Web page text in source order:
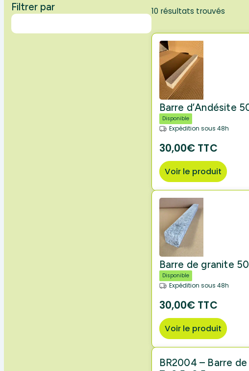
Filtrer par 10 résultats trouvés
Barre d’Andésite
Disponible
Expédition sous 48h
30,00€ TTC
Voir le produit
Barre de granite
Disponible
Expédition sous 48h
30,00€ TTC
Voir le produit
BR2004 – Barre